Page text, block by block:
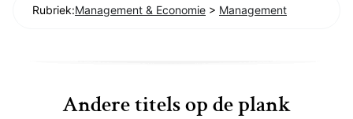
Rubriek:Management & Economie > Management
Andere titels op de plank